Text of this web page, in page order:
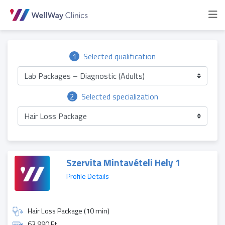
1 Selected qualification
Lab Packages – Diagnostic (Adults)
2
Selected specialization
Hair Loss Package
Szervita Mintavételi Hely 1
Profile Details
Hair Loss Package (10 min)